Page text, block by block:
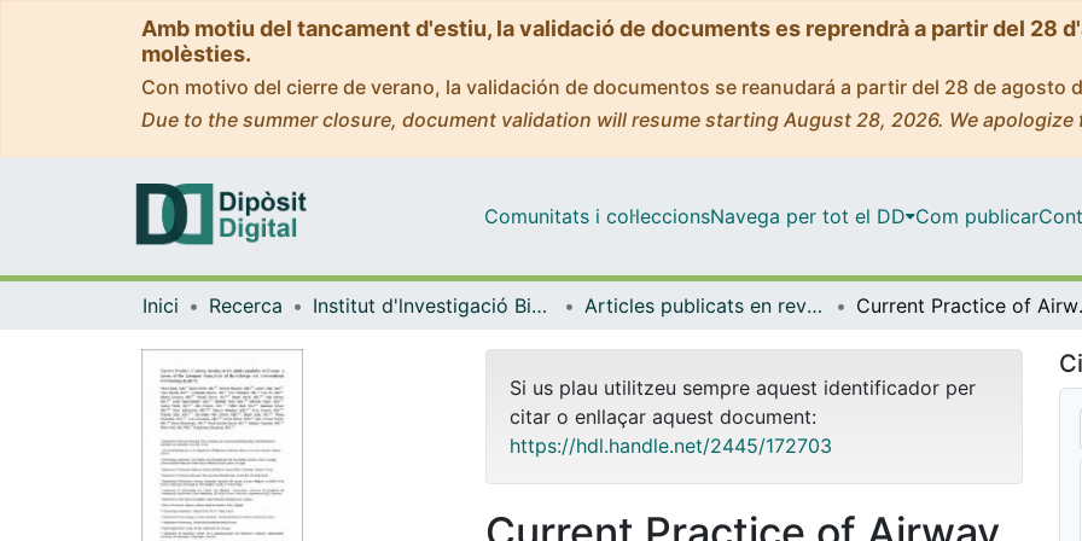
Amb motiu del tancament d'estiu, la validació de documents es reprendrà a partir del 28
molèsties.
Con motivo del cierre de verano, la validación de documentos se reanudará a partir del 28 de agosto
Due to the summer closure, document validation will resume starting August 28, 2026. We
Comunitats i col·leccionsNavega per tot el DD Com publicar
Inici Recerca Institut d'lnvestigació Biomèdica de Bellvitge (IDIBELL) Articles publicats en revistes (Institut d'lnvestigació Biomèdica de Bellvitge (IDIBELL)) Current Practice of
Si us plau utilitzeu sempre aquest identificador per
citar o enllaçar aquest document:
https://hdl.handle.net/2445/172703